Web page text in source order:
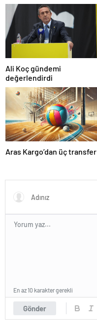
Ali Koç gündemi
değerlendirdi
Aras Kargo’dan üç transfer
Gönder
En az 10 karakter gerekli